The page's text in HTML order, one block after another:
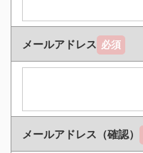
メールアドレス 必須
メールアドレス（確認）